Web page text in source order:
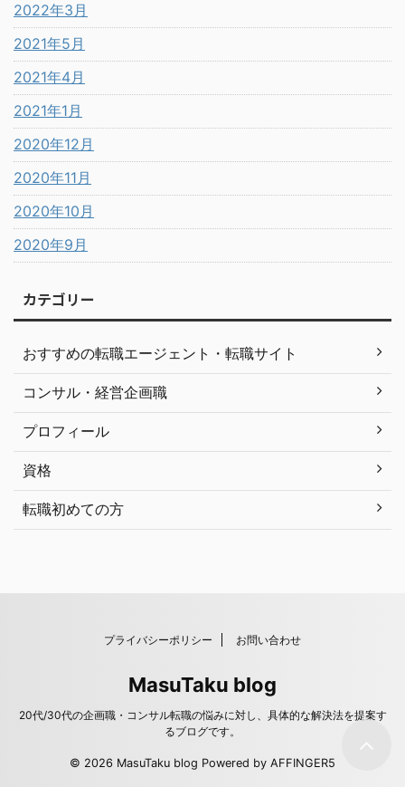
2022年3月
2021年5月
2021年4月
2021年1月
2020年12月
2020年11月
2020年10月
2020年9月
カテゴリー
おすすめの転職エージェント・転職サイト
コンサル・経営企画職
プロフィール
資格
転職初めての方
プライバシーポリシー お問い合わせ
MasuTaku blog
20代/30代の企画職・コンサル転職の悩みに対し、具体的な解決法を提案す
るブログです。
© 2026 MasuTaku blog Powered by AFFINGER5